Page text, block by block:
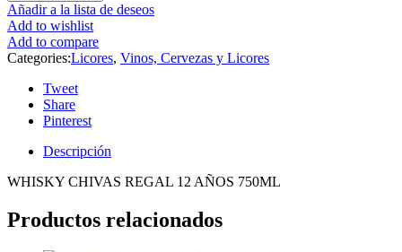
Añadir a la lista de deseos
Add to wishlist
Add to compare
Categories:Licores, Vinos, Cervezas y Licores
Tweet
Share
Pinterest
Descripción
WHISKY CHIVAS REGAL 12 AÑOS 750ML
Productos relacionados